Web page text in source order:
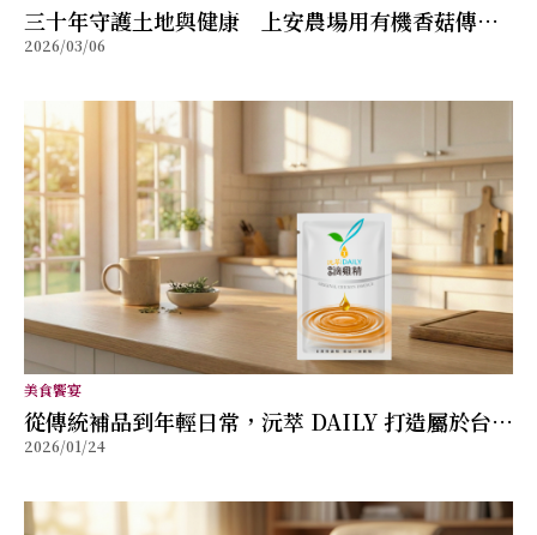
三十年守護土地與健康 上安農場用有機香菇傳遞
自然滋味
2026/03/06
美食饗宴
從傳統補品到年輕日常，沅萃 DAILY 打造屬於台灣
的滴雞精新形象
2026/01/24